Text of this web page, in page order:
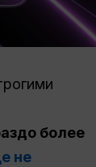
более
не